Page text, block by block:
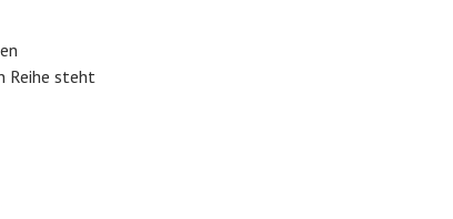
Reihe steht